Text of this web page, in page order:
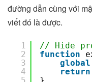
đường dẫn cùng với
viết đó là được.
1
2
3
4
// Hide
function
global
return